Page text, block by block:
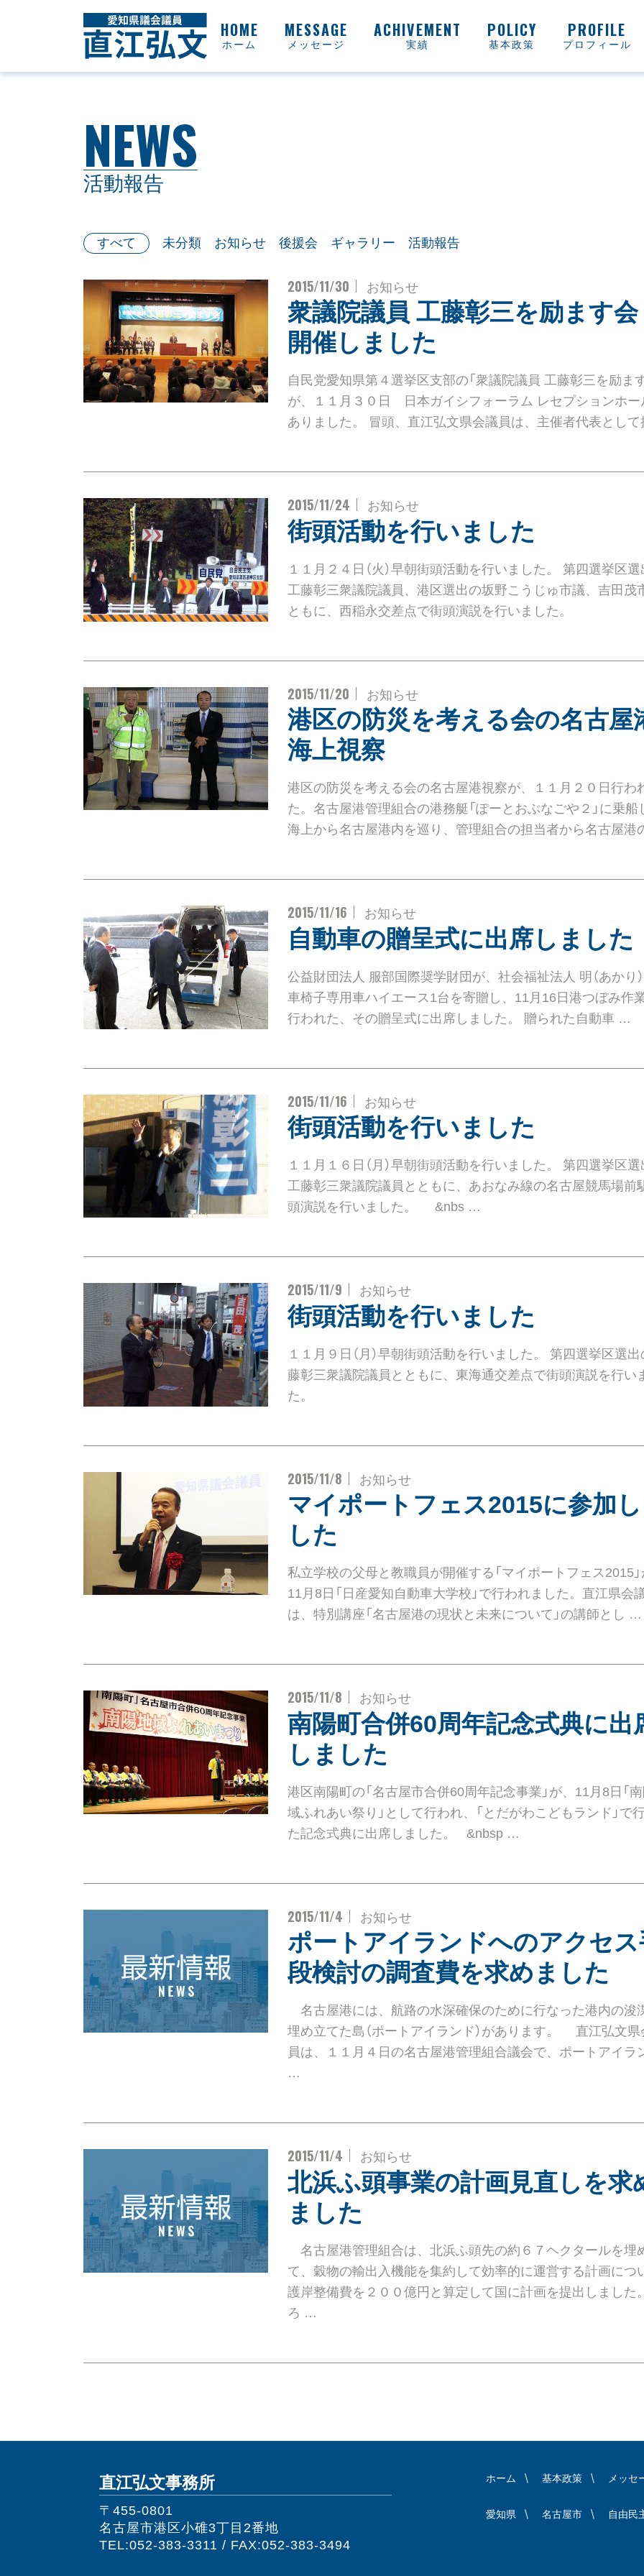
ホーム メッセージ 実績 基本政策 プロフィール
活動報告
すべて 未分類 お知らせ 後援会 ギャラリー 活動報告
2015/11/30 お知らせ
衆議院議員 工藤彰三を励ます会
開催しました
自民党愛知県第４選挙区支部の「衆議院議員 工藤彰三を励ます
が、１１月３０日 日本ガイシフォーラム レセプションホー
ありました。 冒頭、直江弘文県会議員は、主催者代表とし
2015/11/24 お知らせ
街頭活動を行いました
１１月２４日（火）早朝街頭活動を行いました。 第四選挙区選
工藤彰三衆議院議員、港区選出の坂野こうじゅ市議、吉田茂
ともに、西稲永交差点で街頭演説を行いました。
2015/11/20 お知らせ
港区の防災を考える会の名古屋
海上視察
港区の防災を考える会の名古屋港視察が、１１月２０日行わ
た。名古屋港管理組合の港務艇「ぽーとおぶなごや２」に乗船
海上から名古屋港内を巡り、管理組合の担当者から名古屋港
2015/11/16 お知らせ
自動車の贈呈式に出席しました
公益財団法人 服部国際奨学財団が、社会福祉法人 明（あかり）
車椅子専用車ハイエース1台を寄贈し、11月16日港つぼみ作
行われた、その贈呈式に出席しました。 贈られた自動車 …
2015/11/16 お知らせ
街頭活動を行いました
１１月１６日（月）早朝街頭活動を行いました。 第四選挙区選
工藤彰三衆議院議員とともに、あおなみ線の名古屋競馬場前
頭演説を行いました。 &nbs …
2015/11/9 お知らせ
街頭活動を行いました
１１月９日（月）早朝街頭活動を行いました。 第四選挙区選出
藤彰三衆議院議員とともに、東海通交差点で街頭演説を行い
た。
2015/11/8 お知らせ
マイポートフェス2015に参加し
した
私立学校の父母と教職員が開催する「マイポートフェス2015」
11月8日「日産愛知自動車大学校」で行われました。直江県会
は、特別講座「名古屋港の現状と未来について」の講師とし …
2015/11/8 お知らせ
南陽町合併60周年記念式典に出
しました
港区南陽町の「名古屋市合併60周年記念事業」が、11月8日「
域ふれあい祭り」として行われ、「とだがわこどもランド」で
た記念式典に出席しました。 &nbsp …
2015/11/4 お知らせ
ポートアイランドへのアクセス
段検討の調査費を求めました
名古屋港には、航路の水深確保のために行なった港内の浚
埋め立てた島（ポートアイランド）があります。 直江弘文県
員は、１１月４日の名古屋港管理組合議会で、ポートアイラ
…
2015/11/4 お知らせ
北浜ふ頭事業の計画見直しを求
ました
名古屋港管理組合は、北浜ふ頭先の約６７ヘクタールを埋
て、穀物の輸出入機能を集約して効率的に運営する計画につ
護岸整備費を２００億円と算定して国に計画を提出しました
ろ …
直江弘文事務所
〒455-0801
名古屋市港区小碓3丁目2番地
TEL:052-383-3311 / FAX:052-383-3494
ホーム 基本政策 メッセ
愛知県 名古屋市 自由民